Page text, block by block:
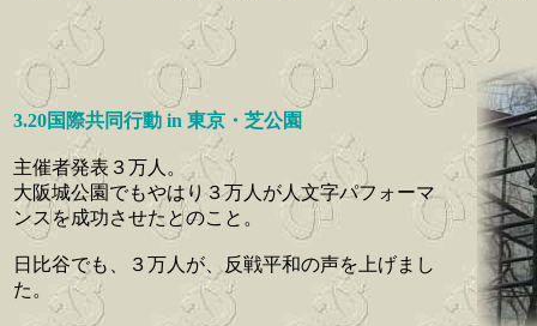
3.20国際共同行動 in 東京・芝公園
主催者発表３万人。
大阪城公園でもやはり３万人が人文字パフォーマ
ンスを成功させたとのこと。
日比谷でも、３万人が、反戦平和の声を上げまし
た。